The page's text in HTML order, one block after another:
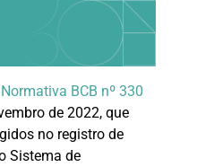
BCB nº 330
de 2022, que
no registro de
Sistema de